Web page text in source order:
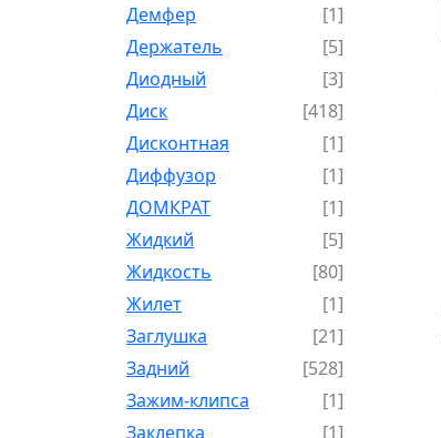
Демфер
[1]
Держатель
[5]
Диодный
[3]
Диск
[418]
Дисконтная
[1]
Диффузор
[1]
ДОМКРАТ
[1]
Жидкий
[5]
Жидкость
[80]
Жилет
[1]
Заглушка
[21]
Задний
[528]
Зажим-клипса
[1]
Заклепка
[1]